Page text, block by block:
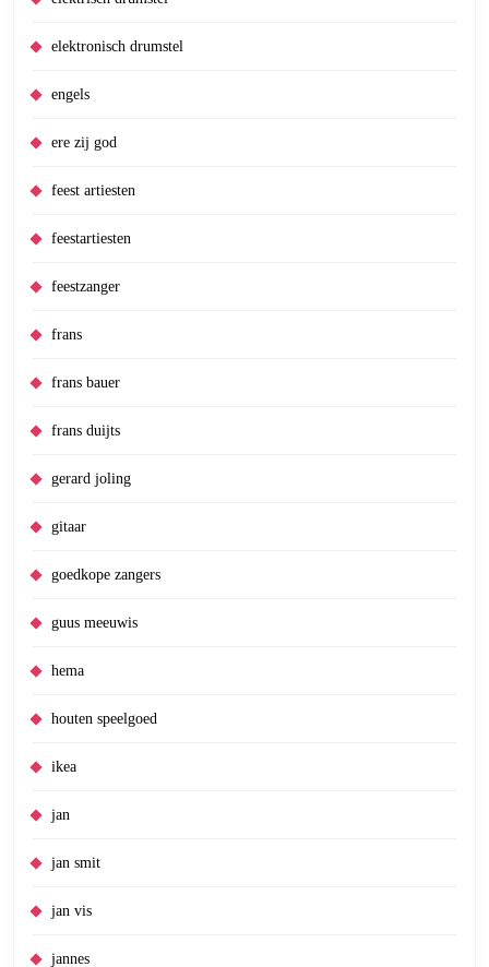
elektronisch drumstel
engels
ere zij god
feest artiesten
feestartiesten
feestzanger
frans
frans bauer
frans duijts
gerard joling
gitaar
goedkope zangers
guus meeuwis
hema
houten speelgoed
ikea
jan
jan smit
jan vis
jannes